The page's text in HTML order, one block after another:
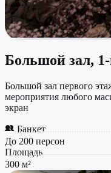
Большой зал,
Большой зал первого
мероприятия любого
экран
Банкет
До 200 персон
Площадь
300 м²